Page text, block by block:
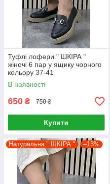
Туфлі лофери " ШКІРА "
жіночі 6 пар у ящику чорного
кольору 37-41
В наявності
650 ₴ 750 ₴
Купити
Натуральна " ШКІРА " –13%